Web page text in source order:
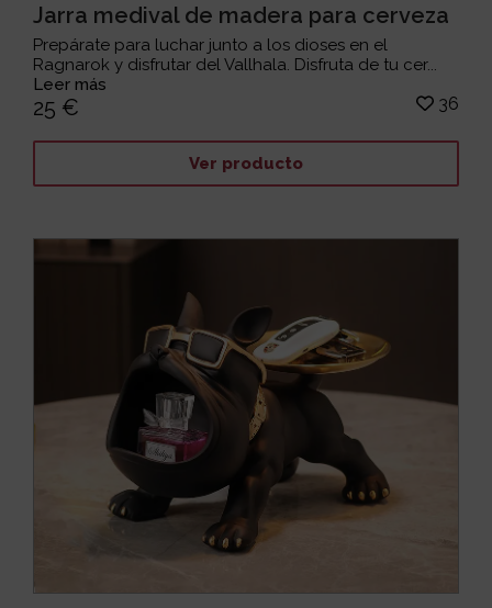
Jarra medival de madera para cerveza
Prepárate para luchar junto a los dioses en el
Ragnarok y disfrutar del Vallhala. Disfruta de tu cer...
Leer más
25 € 36
Ver producto